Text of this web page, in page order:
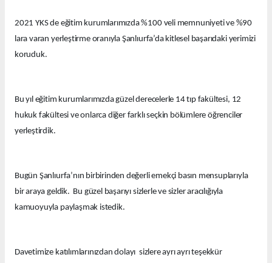
2021 YKS de eğitim kurumlarımızda %100 veli memnuniyeti ve %90
lara varan yerleştirme oranıyla Şanlıurfa’da kitlesel başarıdaki yerimizi
koruduk.
Bu yıl eğitim kurumlarımızda güzel derecelerle 14 tıp fakültesi, 12
hukuk fakültesi ve onlarca diğer farklı seçkin bölümlere öğrenciler
yerleştirdik.
Bugün Şanlıurfa’nın birbirinden değerli emekçi basın mensuplarıyla
bir araya geldik. Bu güzel başarıyı sizlerle ve sizler aracılığıyla
kamuoyuyla paylaşmak istedik.
Davetimize katılımlarınızdan dolayı sizlere ayrı ayrı teşekkür